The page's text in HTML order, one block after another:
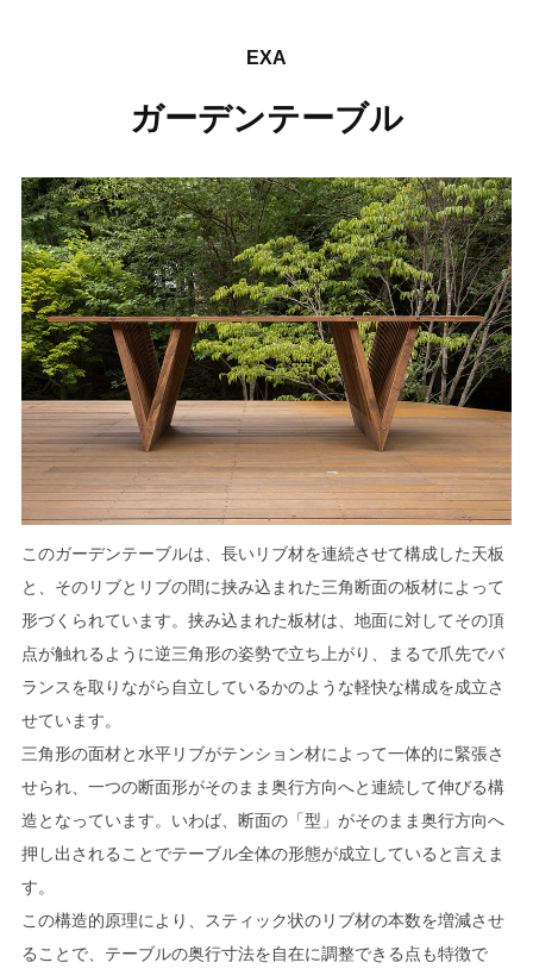
EXA
ガーデンテーブル
このガーデンテーブルは、長いリブ材を連続させて構成した天板
と、そのリブとリブの間に挟み込まれた三角断面の板材によって
形づくられています。挟み込まれた板材は、地面に対してその頂
点が触れるように逆三角形の姿勢で立ち上がり、まるで爪先でバ
ランスを取りながら自立しているかのような軽快な構成を成立さ
せています。
三角形の面材と水平リブがテンション材によって一体的に緊張さ
せられ、一つの断面形がそのまま奥行方向へと連続して伸びる構
造となっています。いわば、断面の「型」がそのまま奥行方向へ
押し出されることでテーブル全体の形態が成立していると言えま
す。
この構造的原理により、スティック状のリブ材の本数を増減させ
ることで、テーブルの奥行寸法を自在に調整できる点も特徴で